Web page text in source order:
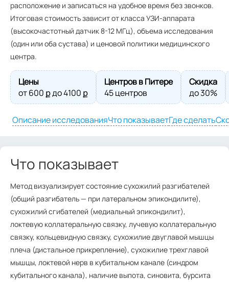
расположение и записаться на удобное время без звонков.
Итоговая стоимость зависит от класса УЗИ-аппарата
(высокочастотный датчик 8-12 МГц), объема исследования
(один или оба сустава) и ценовой политики медицинского
центра.
Цены
от600 ք до4100 ք
Центров в Питере
45 центров
Скидка
до 30%
Описание исследованияЧто показываетГде сделать
Что показывает
Метод визуализирует состояние сухожилий разгибателей
(общий разгибатель — при латеральном эпикондилите),
сухожилий сгибателей (медиальный эпикондилит),
локтевую коллатеральную связку, лучевую коллатеральную
связку, кольцевидную связку, сухожилие двуглавой мышцы
плеча (дистальное прикрепление), сухожилие трехглавой
мышцы, локтевой нерв в кубитальном канале (синдром
кубитального канала), наличие выпота, синовита, бурсита